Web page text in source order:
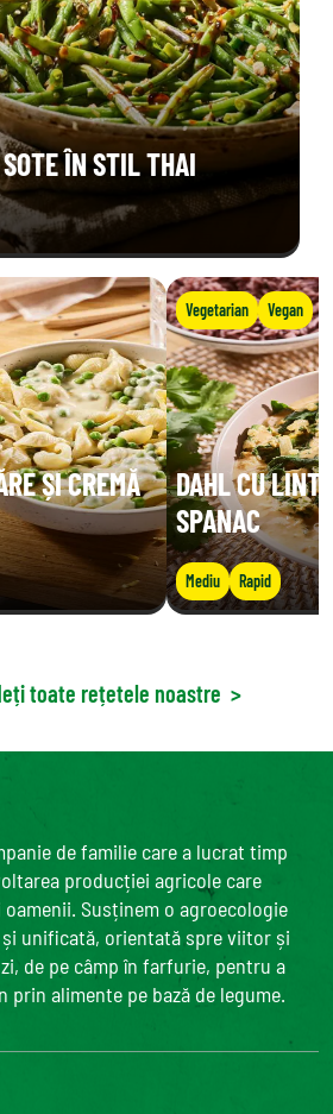
ÎN STIL THAI
ȘI CREMĂ
Vegetarian Vegan
DAHL CU
SPANAC
Mediu Rapid
toate rețetele noastre >
de familie care a lucrat timp
producției agricole care
Susținem o agroecologie
unificată, orientată spre viitor și
de pe câmp în farfurie, pentru a
prin alimente pe bază de legume.